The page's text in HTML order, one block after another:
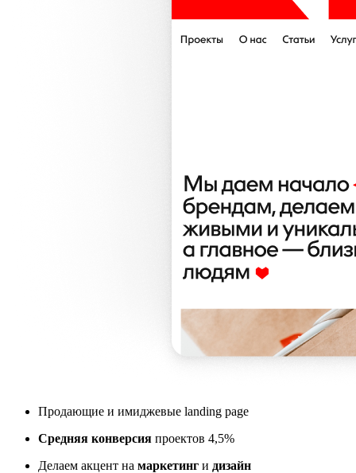
Продающие и имиджевые landing page
Средняя конверсия проектов 4,5%
Делаем акцент на маркетинг и дизайн